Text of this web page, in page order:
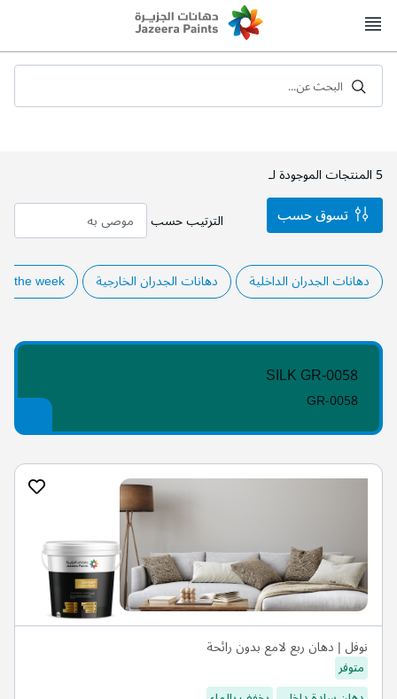
to
البحث عن...
5 المنتجات الموجودة لـ
الترتيب حسب
دهانات الجدران الداخلية دهانات الجدران الخارجية the week
SILK GR-0058
GR-0058
نوفل | دهان ربع لامع بدون رائحة
متوفر
تسوق حسب